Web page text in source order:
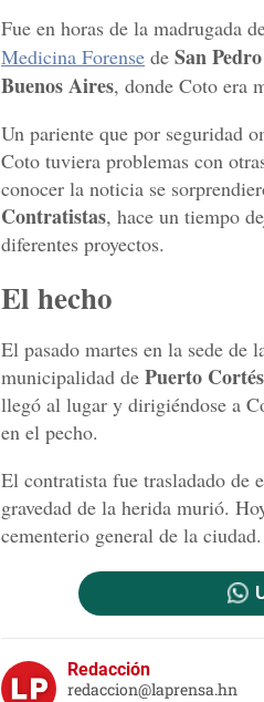
Fue en horas de la madrugada
Medicina Forense de San
Buenos Aires, donde Coto era
Un pariente que por seguridad
Coto tuviera problemas con
conocer la noticia se
Contratistas, hace un tiempo
diferentes proyectos.
El hecho
El pasado martes en la sede de
municipalidad de Puerto Cortés
llegó al lugar y dirigiéndose a
en el pecho.
El contratista fue trasladado de
gravedad de la herida murió.
cementerio general de la ciudad.
Redacción
redaccion@laprensa.hn